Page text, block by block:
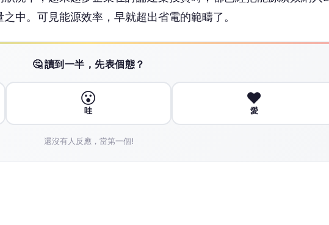
在早期投入高效率主機、遮陽設計與自然通風系統，能源模擬得出
，使用行為、環境條件與系統調校的細節，都會悄悄侵蝕原先的設
屢見不鮮。
碳費、再生能源目標，和電價調整機制等政策工具，正在共同重